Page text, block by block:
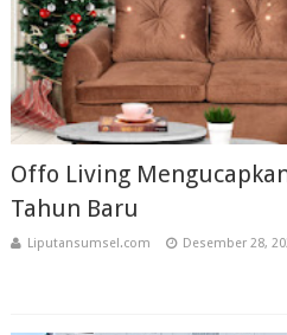
Offo Living
Tahun Baru
Liputansumsel.com Desember 28,